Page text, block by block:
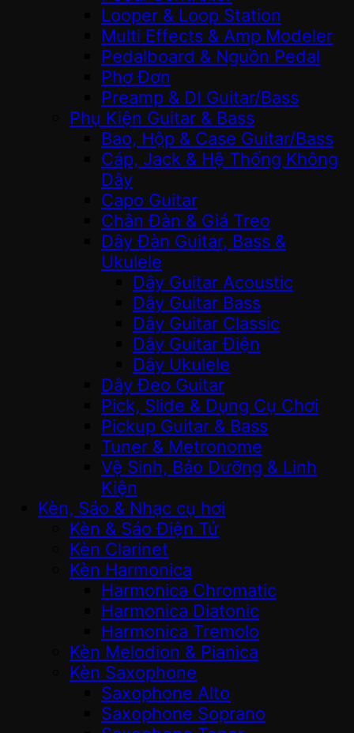
Looper & Loop Station
Multi Effects & Amp Modeler
Pedalboard & Nguồn Pedal
Phơ Đơn
Preamp & DI Guitar/Bass
Phụ Kiện Guitar & Bass
Bao, Hộp & Case Guitar/Bass
Cáp, Jack & Hệ Thống Không
Dây
Capo Guitar
Chân Đàn & Giá Treo
Dây Đàn Guitar, Bass &
Ukulele
Dây Guitar Acoustic
Dây Guitar Bass
Dây Guitar Classic
Dây Guitar Điện
Dây Ukulele
Dây Đeo Guitar
Pick, Slide & Dụng Cụ Chơi
Pickup Guitar & Bass
Tuner & Metronome
Vệ Sinh, Bảo Dưỡng & Linh
Kiện
Kèn, Sáo & Nhạc cụ hơi
Kèn & Sáo Điện Tử
Kèn Clarinet
Kèn Harmonica
Harmonica Chromatic
Harmonica Diatonic
Harmonica Tremolo
Kèn Melodion & Pianica
Kèn Saxophone
Saxophone Alto
Saxophone Soprano